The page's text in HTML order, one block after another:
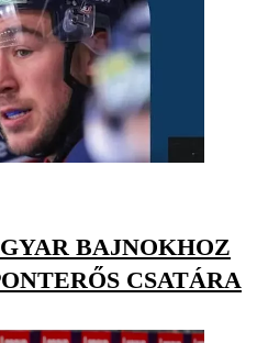
BAJNOKHOZ
CSATÁRA